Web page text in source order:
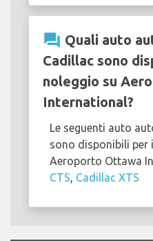
question_answer Quali auto
Cadillac sono
noleggio su
International?
Le seguenti auto
sono disponibili per
Aeroporto Ottawa
CTS Cadillac XTS